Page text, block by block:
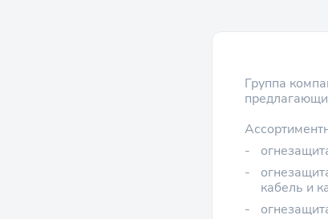
Группа
кабель и